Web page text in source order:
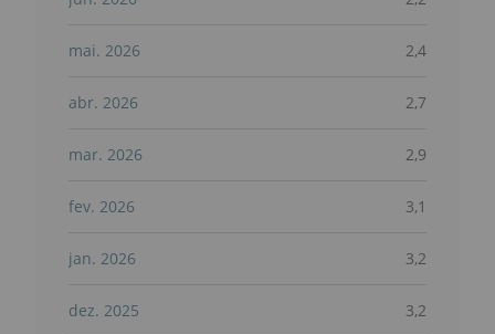
mai. 2026 2,4
abr. 2026 2,7
mar. 2026 2,9
fev. 2026 3,1
jan. 2026 3,2
dez. 2025 3,2